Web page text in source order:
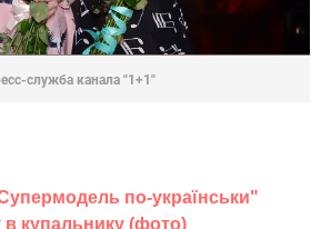
служба канала "1+1"
по-українськи"
в купальнику (фото)